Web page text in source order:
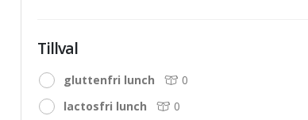
Tillval
gluttenfri lunch 0
lactosfri lunch
0